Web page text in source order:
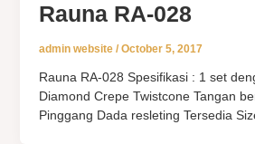
Rauna RA-028
admin website / October 5, 2017
Rauna RA-028 Spesifikasi : 1 set
Diamond Crepe Twistcone Tangan
Pinggang Dada resleting Tersedia